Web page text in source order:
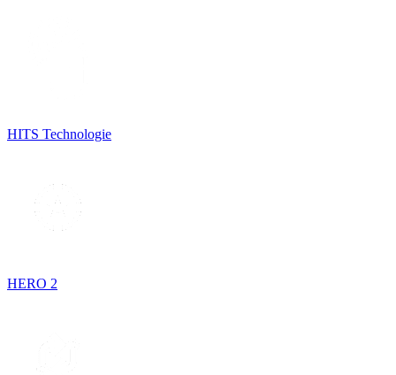
HITS Technologie
HERO 2